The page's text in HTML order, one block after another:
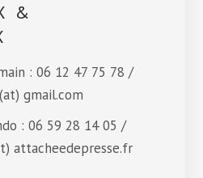
&
: 06 12 47 75 78 /
gmail.com
: 06 59 28 14 05 /
attacheedepresse.fr